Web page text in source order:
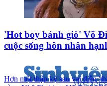
'Hot boy bánh giò' Võ
cuộc sống hôn nhân
Hơn một thập kỷ sau vai diễn